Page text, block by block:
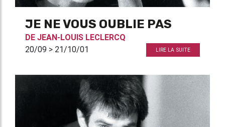
JE NE VOUS OUBLIE PAS
DE JEAN-LOUIS LECLERCQ
20/09 > 21/10/01
LIRE LA SUITE